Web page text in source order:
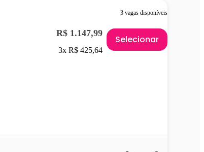
3 vagas disponíveis
R$ 1.147,99
3x R$ 425,64
Selecionar